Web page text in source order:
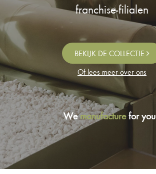
franchise-filialen
BEKIJK DE COLLECTIE
Of lees meer over ons
Wemanufacturefor you